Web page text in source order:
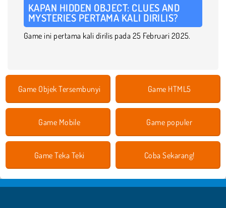
KAPAN HIDDEN OBJECT: CLUES AND
MYSTERIES PERTAMA KALI DIRILIS?
Game ini pertama kali dirilis pada 25 Februari 2025.
Game Objek Tersembunyi Game HTML5
Game Mobile Game populer
Game Teka Teki Coba Sekarang!